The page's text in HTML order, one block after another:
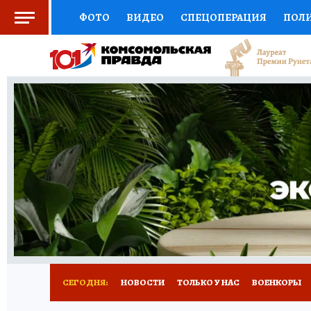
ФОТО ВИДЕО СПЕЦОПЕРАЦИЯ
СОЦПОДДЕРЖКА НАУКА СПОРТ
ВЫБОР ЭКСПЕРТОВ ДОКТОР
КНИЖНАЯ ПОЛКА ПРОГНОЗЫ НА СПОРТ
ПРЕСС-ЦЕНТР НЕДВИЖИМОСТЬ
РАДИО КП РЕКЛАМА ТЕСТЫ НОВОЕ
СЕГОДНЯ: НОВОСТИ ТОЛЬКО У НАС ВОЕНКОРЫ